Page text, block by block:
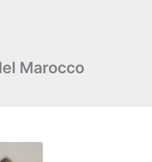
Marocco